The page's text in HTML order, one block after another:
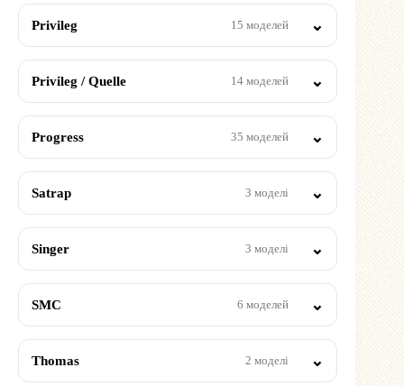
Privileg 15 моделей
Privileg / Quelle 14 моделей
Progress 35 моделей
Satrap 3 моделі
Singer 3 моделі
SMC 6 моделей
Thomas 2 моделі